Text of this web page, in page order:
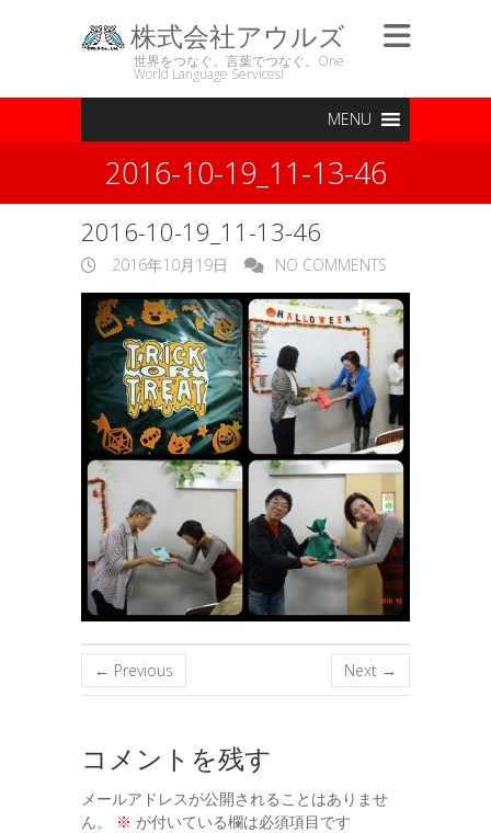
株式会社アウルズ
世界をつなぐ、言葉でつなぐ。One
World Language Services!
MENU
2016-10-19_11-13-46
2016-10-19_11-13-46
2016年10月19日 NO COMMENTS
← Previous Next →
コメントを残す
メールアドレスが公開されることはありませ
ん。
※ が付いている欄は必須項目です